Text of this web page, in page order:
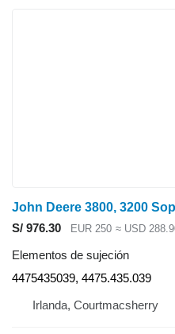
S/ 976.30 EUR 250 ≈ USD
Elementos de sujeción
4475435039, 4475.435.039
Irlanda, Courtmacsherry